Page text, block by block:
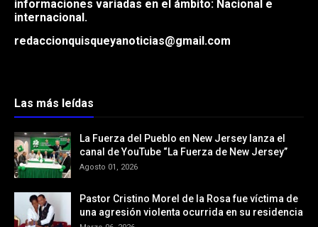
informaciones variadas en el ámbito: Nacional e
internacional.
redaccionquisqueyanoticias@gmail.com
Las más leídas
La Fuerza del Pueblo en New Jersey lanza el
canal de YouTube “La Fuerza de New Jersey”
Agosto 01, 2026
Pastor Cristino Morel de la Rosa fue víctima de
una agresión violenta ocurrida en su residencia